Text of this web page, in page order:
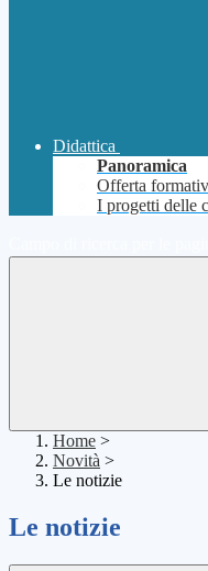
Didattica
Panoramica
Offerta
I progetti delle
Home >
Novità >
Le notizie
Le notizie